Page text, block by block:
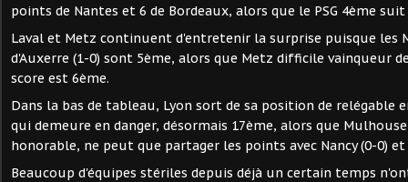
points de Nantes et 6 de Bordeaux, alors que le PSG 4ème
Laval et Metz continuent d'entretenir la surprise puisque les
d'Auxerre (1-0) sont 5ème, alors que Metz difficile vainqueur
score est 6ème.
Dans la bas de tableau, Lyon sort de sa position de relégable
qui demeure en danger, désormais 17ème, alors que
honorable, ne peut que partager les points avec Nancy (0-0)
Beaucoup d'équipes stériles depuis déjà un certain temps